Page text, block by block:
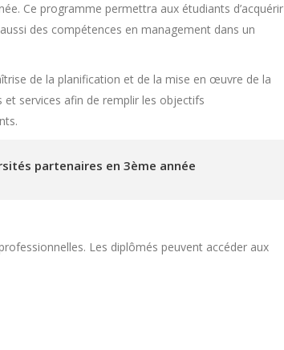
Ce programme permettra aux étudiants d’acquérir
des compétences en management dans un
de la planification et de la mise en œuvre de la
services afin de remplir les objectifs
partenaires en 3ème année
Les diplômés peuvent accéder aux